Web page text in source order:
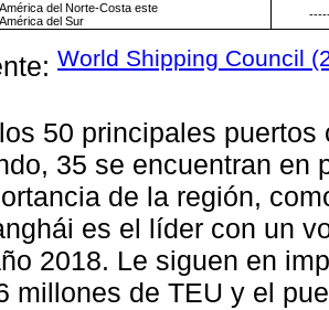
América del Norte-Costa este
América del Sur
World Shipping Council
50 principales
35 se encuentran en
de la región,
es el líder con un
2018. Le siguen en
millones de TEU y el